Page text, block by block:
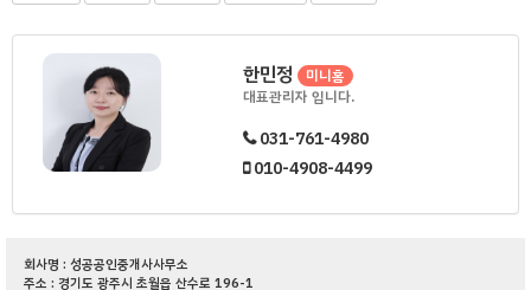
한민정 미니홈
대표관리자 입니다.
031-761-4980
010-4908-4499
회사명 : 성공공인중개사사무소
주소 : 경기도 광주시 초월읍 산수로 196-1